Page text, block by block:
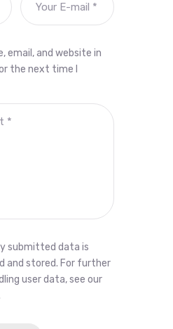
email, and website in
the next time I
submitted data is
and stored. For further
user data, see our